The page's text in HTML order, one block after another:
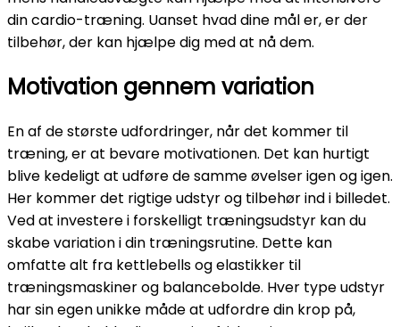
din cardio-træning. Uanset hvad dine mål er, er der
tilbehør, der kan hjælpe dig med at nå dem.
Motivation gennem variation
En af de største udfordringer, når det kommer til
træning, er at bevare motivationen. Det kan hurtigt
blive kedeligt at udføre de samme øvelser igen og igen.
Her kommer det rigtige udstyr og tilbehør ind i billedet.
Ved at investere i forskelligt træningsudstyr kan du
skabe variation i din træningsrutine. Dette kan
omfatte alt fra kettlebells og elastikker til
træningsmaskiner og balancebolde. Hver type udstyr
har sin egen unikke måde at udfordre din krop på,